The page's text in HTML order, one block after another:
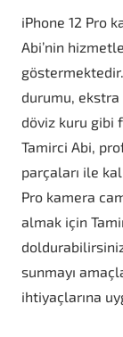
iPhone 12 Pro
Abi’nin
durumu, ekstra
döviz kuru gibi
Tamirci Abi,
parçaları ile
Pro kamera
almak için
sunmayı
ihtiyaçlarına